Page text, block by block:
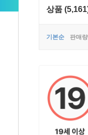
상품
기본순 판매